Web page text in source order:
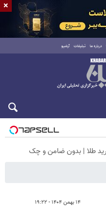
درباره ما تبلیغات آرشیو
۱۴ بهمن ۱۴۰۴ - ۱۹:۲۲
×